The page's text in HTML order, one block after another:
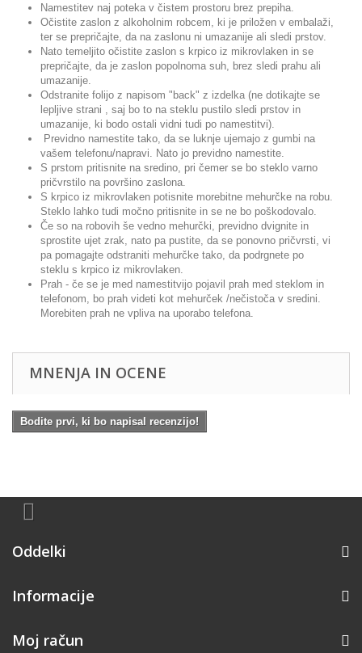
Namestitev naj poteka v čistem prostoru brez prepiha.
Očistite zaslon z alkoholnim robcem, ki je priložen v embalaži,
ter se prepričajte, da na zaslonu ni umazanije ali sledi prstov.
Nato temeljito očistite zaslon s krpico iz mikrovlaken in se
prepričajte, da je zaslon popolnoma suh, brez sledi prahu ali
umazanije.
Odstranite folijo z napisom "back" z izdelka (ne dotikajte se
lepljive strani , saj bo to na steklu pustilo sledi prstov in
umazanije, ki bodo ostali vidni tudi po namestitvi).
Previdno namestite tako, da se luknje ujemajo z gumbi na
vašem telefonu/napravi. Nato jo previdno namestite.
S prstom pritisnite na sredino, pri čemer se bo steklo varno
pričvrstilo na površino zaslona.
S krpico iz mikrovlaken potisnite morebitne mehurčke na robu.
Steklo lahko tudi močno pritisnite in se ne bo poškodovalo.
Če so na robovih še vedno mehurčki, previdno dvignite in
sprostite ujet zrak, nato pa pustite, da se ponovno pričvrsti, vi
pa pomagajte odstraniti mehurčke tako, da podrgnete po
steklu s krpico iz mikrovlaken.
Prah - če se je med namestitvijo pojavil prah med steklom in
telefonom, bo prah videti kot mehurček /nečistoča v sredini.
Morebiten prah ne vpliva na uporabo telefona.
MNENJA IN OCENE
Bodite prvi, ki bo napisal recenzijo!
Oddelki
Informacije
Moj račun